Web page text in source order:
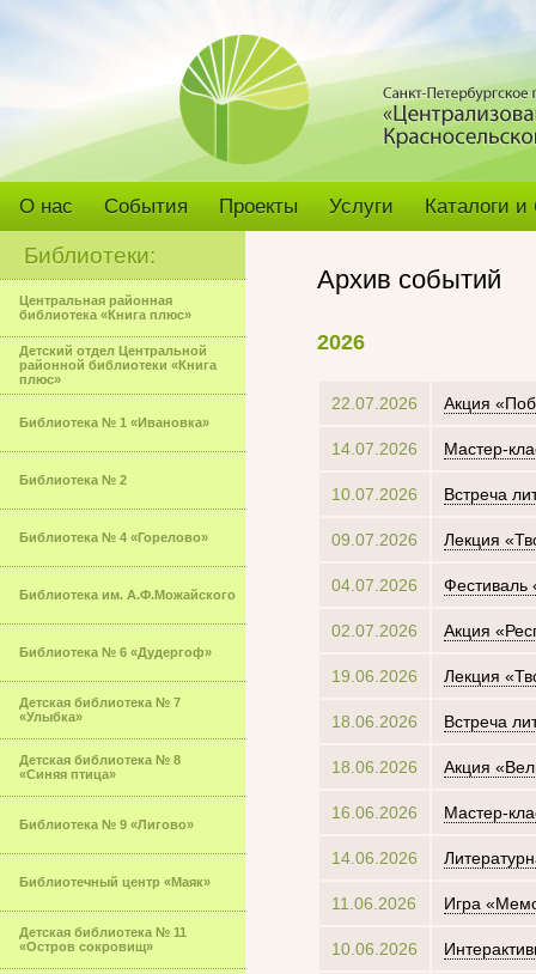
О нас События Проекты Услуги Каталоги
Библиотеки:
Центральная районная
библиотека «Книга плюс»
Детский отдел Центральной
районной библиотеки «Книга
плюс»
Библиотека № 1 «Ивановка»
Библиотека № 2
Библиотека № 4 «Горелово»
Библиотека им. А.Ф.Можайского
Библиотека № 6 «Дудергоф»
Детская библиотека № 7
«Улыбка»
Детская библиотека № 8
«Синяя птица»
Библиотека № 9 «Лигово»
Библиотечный центр «Маяк»
Детская библиотека № 11
«Остров сокровищ»
Архив событий
2026
22.07.2026 Акция
14.07.2026 Мастер-
10.07.2026 Встреча
09.07.2026 Лекция
04.07.2026 Фестиваль
02.07.2026 Акция
19.06.2026 Лекция
18.06.2026 Встреча
18.06.2026 Акция
16.06.2026 Мастер-
14.06.2026
11.06.2026 Игра
10.06.2026